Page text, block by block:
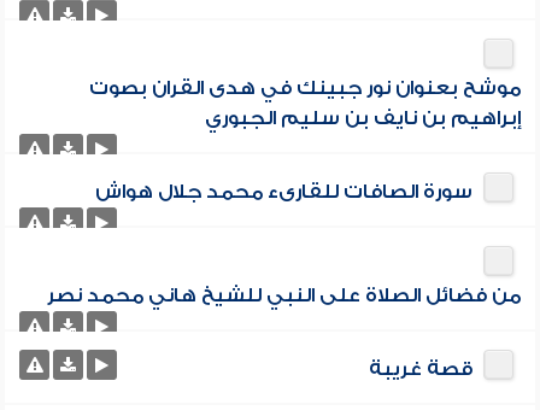
موشح بعنوان نور جبينك في هدى القران بصوت
إبراهيم بن نايف بن سليم الجبوري
سورة الصافات للقارىء محمد جلال هواش
من فضائل الصلاة على النبي للشيخ هاني محمد نصر
قصة غريبة